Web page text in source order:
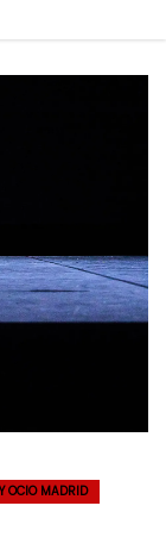
OCIO MADRID